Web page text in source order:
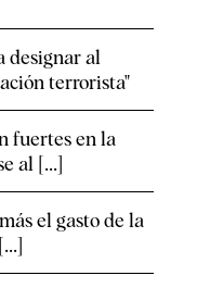
designar al
terrorista"
fuertes en la
al [...]
el gasto de la